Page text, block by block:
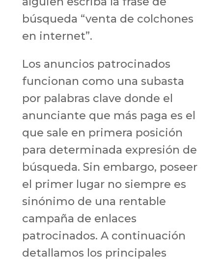
búsqueda “venta de colchones
en internet”.
Los anuncios patrocinados
funcionan como una subasta
por palabras clave donde el
anunciante que más paga es el
que sale en primera posición
para determinada expresión de
búsqueda. Sin embargo, poseer
el primer lugar no siempre es
sinónimo de una rentable
campaña de enlaces
patrocinados. A continuación
detallamos los principales